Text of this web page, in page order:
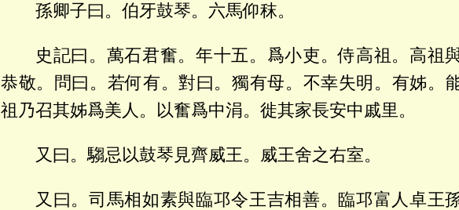
孫卿子曰。伯牙鼓琴。六馬仰秣。
史記曰。萬石君奮。年十五。爲小吏。侍高祖。高祖
恭敬。問曰。若何有。對曰。獨有母。不幸失明。有姊。
祖乃召其姊爲美人。以奮爲中涓。徙其家長安中戚里。
又曰。騶忌以鼓琴見齊威王。威王舍之右室。
又曰。司馬相如素與臨邛令王吉相善。臨邛富人卓王